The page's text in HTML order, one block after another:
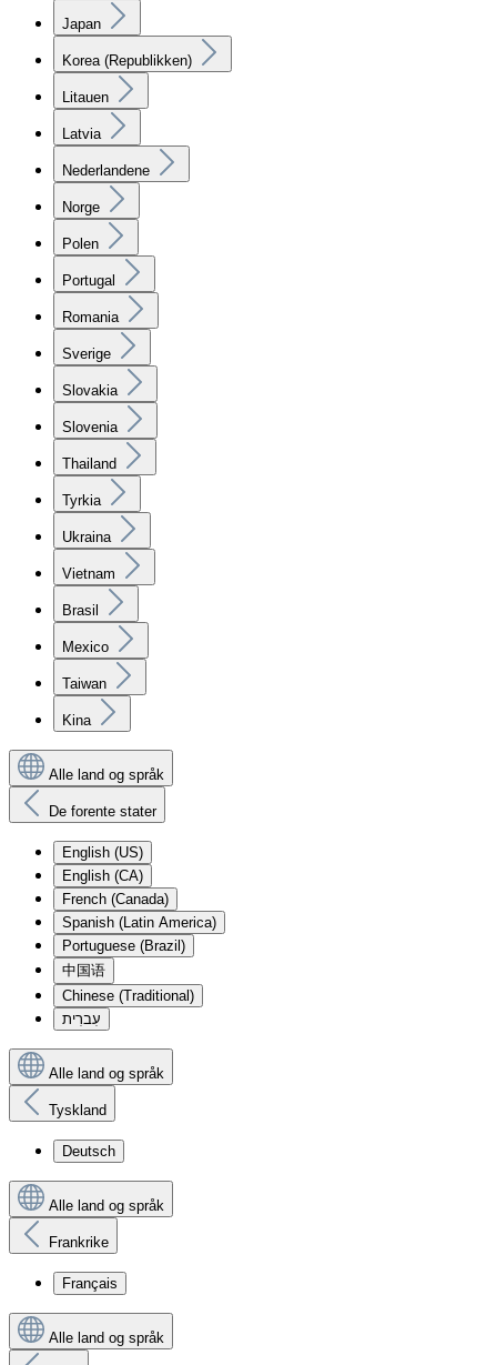
Japan
Korea (Republikken)
Litauen
Latvia
Nederlandene
Norge
Polen
Portugal
Romania
Sverige
Slovakia
Slovenia
Thailand
Tyrkia
Ukraina
Vietnam
Brasil
Mexico
Taiwan
Kina
Alle land og språk
De forente stater
English (US)
English (CA)
French (Canada)
Spanish (Latin America)
Portuguese (Brazil)
中国语
Chinese (Traditional)
עִברִית
Alle land og språk
Tyskland
Deutsch
Alle land og språk
Frankrike
Français
Alle land og språk